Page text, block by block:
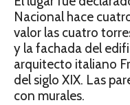
Nacional hace
valor las cuatro
y la fachada del
arquitecto italiano
del siglo XIX. Las
con murales.